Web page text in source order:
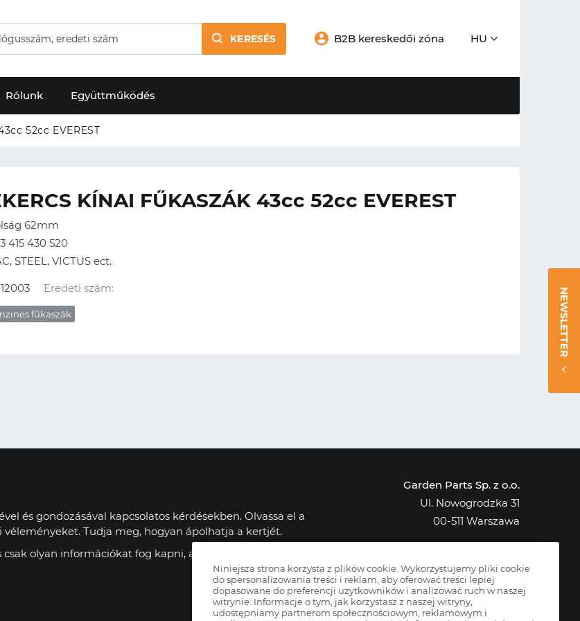
KERESÉS B2B kereskedői zóna HU
Rólunk Együttműködés
52cc EVEREST
KÍNAI FŰKASZÁK 43cc 52cc EVEREST
62mm
415 430 520
STEEL, VICTUS ect.
Eredeti szám:
fűkaszák NEWSLETTER
és gondozásával kapcsolatos kérdésekben. Olvassa el a
Tudja meg, hogyan ápolhatja a kertjét.
olyan információkat fog kapni, amelyek hasznosak az
Garden Parts Sp. z o.o.
Ul. Nowogrodzka 31
00-511 Warszawa
NIP: 701-034-91-62
KRS: 0000431421
Niniejsza strona korzysta z plików cookie. Wykorzystujemy pliki cookie
do spersonalizowania treści i reklam, aby oferować treści lepiej
dopasowane do preferencji użytkowników i analizować ruch w naszej
witrynie. Informacje o tym, jak korzystasz z naszej witryny,
udostępniamy partnerom społecznościowym, reklamowym i